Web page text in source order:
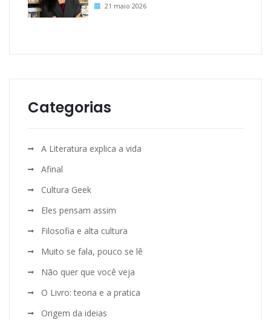
21 maio 2026
Categorias
A Literatura explica a vida
Afinal
Cultura Geek
Eles pensam assim
Filosofia e alta cultura
Muito se fala, pouco se lê
Não quer que você veja
O Livro: teoria e a pratica
Origem da ideias